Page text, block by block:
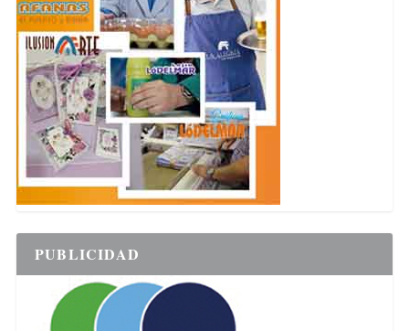
PUBLICIDAD